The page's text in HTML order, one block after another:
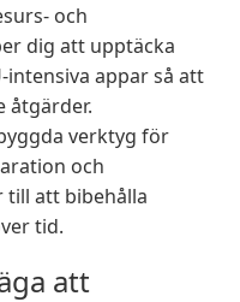
och
dig att upptäcka
intensiva appar så att
åtgärder.
verktyg för
och
till att bibehålla
tid.
att